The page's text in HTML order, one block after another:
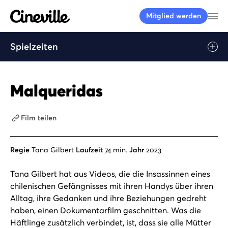
Cineville Logo
Mitglied werden
Spielzeiten
Malqueridas
Film teilen
Regie Tana Gilbert Laufzeit 74 min. Jahr 2023
Tana Gilbert hat aus Videos, die die Insassinnen eines
chilenischen Gefängnisses mit ihren Handys über ihren
Alltag, ihre Gedanken und ihre Beziehungen gedreht
haben, einen Dokumentarfilm geschnitten. Was die
Häftlinge zusätzlich verbindet, ist, dass sie alle Mütter